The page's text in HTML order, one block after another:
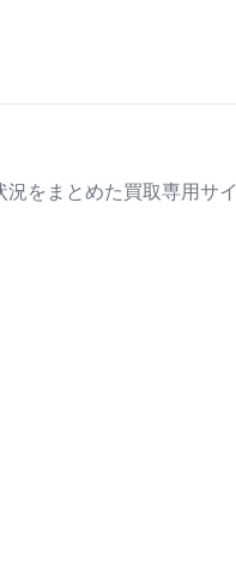
をまとめた買取専用サイ